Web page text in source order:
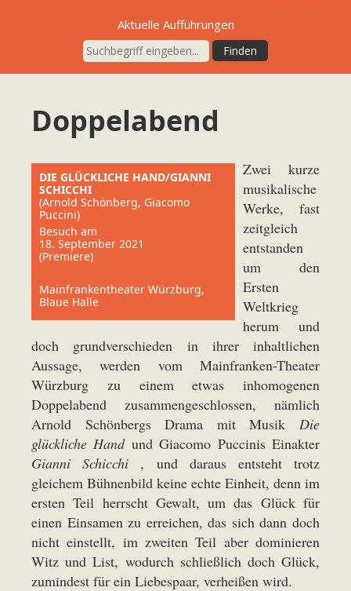
Aktuelle Aufführungen
Doppelabend
DIE GLÜCKLICHE HAND/GIANNI
SCHICCHI
(Arnold Schönberg, Giacomo
Puccini)
Besuch am
18. September 2021
(Premiere)
Mainfrankentheater Würzburg,
Blaue Halle
Zwei kurze
musikalische
Werke, fast
zeitgleich
entstanden
um den
Ersten
Weltkrieg
herum und
doch grundverschieden in ihrer inhaltlichen
Aussage, werden vom Mainfranken-Theater
Würzburg zu einem etwas inhomogenen
Doppelabend zusammengeschlossen, nämlich
Arnold Schönbergs Drama mit Musik Die
glückliche Hand und Giacomo Puccinis Einakter
Gianni Schicchi , und daraus entsteht trotz
gleichem Bühnenbild keine echte Einheit, denn im
ersten Teil herrscht Gewalt, um das Glück für
einen Einsamen zu erreichen, das sich dann doch
nicht einstellt, im zweiten Teil aber dominieren
Witz und List, wodurch schließlich doch Glück,
zumindest für ein Liebespaar, verheißen wird.